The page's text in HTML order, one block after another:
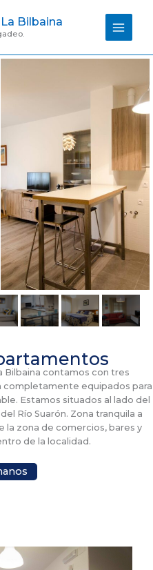
Bilbaina
Bilbaina contamos con tres
equipados para
Estamos situados al lado del
Río Suarón. Zona tranquila a
la zona de comercios, bares y
de la localidad.